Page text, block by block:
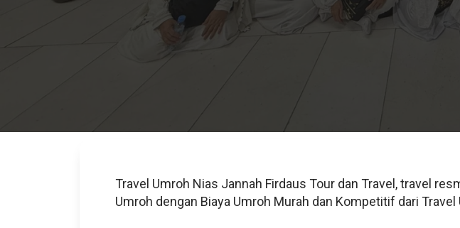
Travel Umroh Nias Jannah Firdaus Tour dan Travel, travel
Umroh dengan Biaya Umroh Murah dan Kompetitif dari Travel